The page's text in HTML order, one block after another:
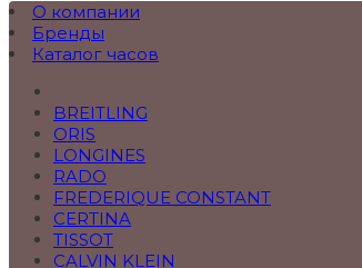
О компании
Бренды
Каталог часов
BREITLING
ORIS
LONGINES
RADO
FREDERIQUE CONSTANT
CERTINA
TISSOT
CALVIN KLEIN